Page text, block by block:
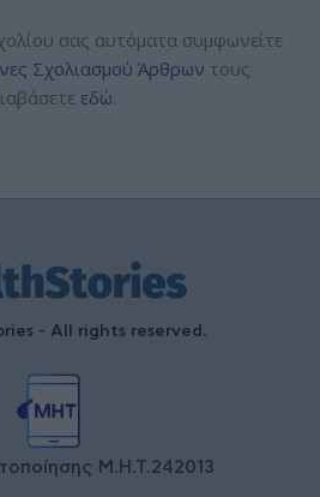
σας αυτόματα συμφωνείτε
Σχολιασμού Άρθρων τους
εδώ.
- All rights reserved.
Μ.Η.Τ.242013